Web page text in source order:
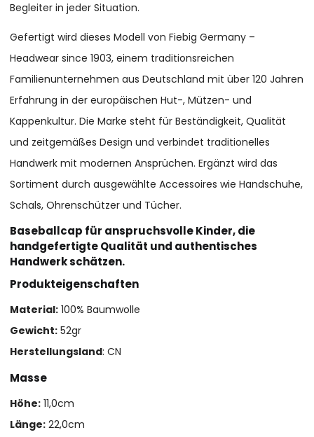
Begleiter in jeder Situation.
Gefertigt wird dieses Modell von Fiebig Germany –
Headwear since 1903, einem traditionsreichen
Familienunternehmen aus Deutschland mit über 120 Jahren
Erfahrung in der europäischen Hut-, Mützen- und
Kappenkultur. Die Marke steht für Beständigkeit, Qualität
und zeitgemäßes Design und verbindet traditionelles
Handwerk mit modernen Ansprüchen. Ergänzt wird das
Sortiment durch ausgewählte Accessoires wie Handschuhe,
Schals, Ohrenschützer und Tücher.
Baseballcap für anspruchsvolle Kinder, die
handgefertigte Qualität und authentisches
Handwerk schätzen.
Produkteigenschaften
Material: 100% Baumwolle
Gewicht: 52gr
Herstellungsland: CN
Masse
Höhe: 11,0cm
Länge: 22,0cm